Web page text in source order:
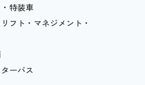
特装車
フト・マネジメント・
ーバス